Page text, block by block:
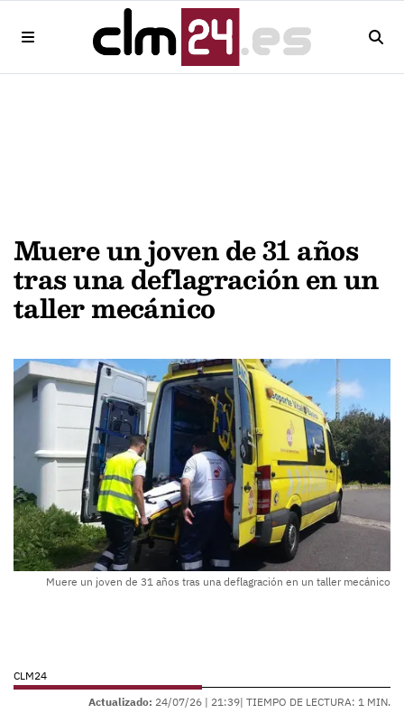
Muere un joven de 31 años
tras una deflagración en un
taller mecánico
Muere un joven de 31 años tras una deflagración en un taller mecánico
CLM24
Actualizado: 24/07/26 | 21:39| TIEMPO DE LECTURA: 1 MIN.